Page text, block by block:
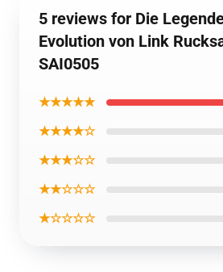
5 reviews for Die
Evolution von Link
SAI0505
★★★★★
★★★★☆
★★★☆☆
★★☆☆☆
★☆☆☆☆